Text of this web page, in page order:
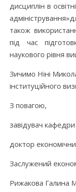
дисциплін в
також
під час
наукового рівня
Зичимо Ніні
інституційного
З повагою,
завідувач
доктор
Заслужений
Рижакова Галина